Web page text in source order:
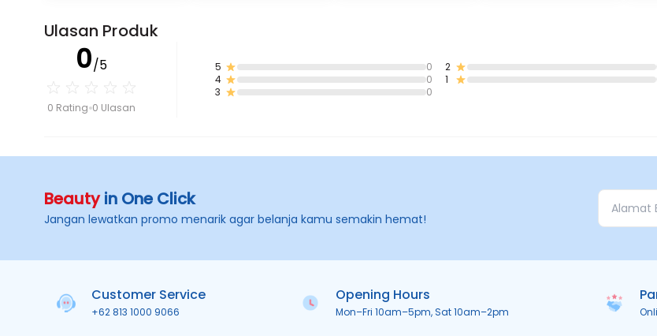
Ulasan Produk
0/5
0 Rating 0 Ulasan
5
0
4
0
3
0
2
1
Beautyin One Click
Jangan lewatkan promo menarik agar belanja kamu semakin hemat!
Customer Service
+62 813 1000 9066
Opening Hours
Mon–Fri 10am–5pm, Sat 10am–2pm